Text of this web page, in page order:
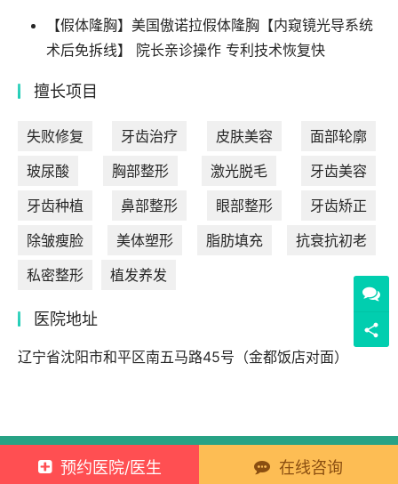
【假体隆胸】美国傲诺拉假体隆胸【内窥镜光导系统
术后免拆线】 院长亲诊操作 专利技术恢复快
擅长项目
失败修复 牙齿治疗 皮肤美容
面部轮廓
玻尿酸
胸部整形 激光脱毛
牙齿美容
牙齿种植
鼻部整形 眼部整形
牙齿矫正
除皱瘦脸
美体塑形 脂肪填充
抗衰抗初老
私密整形
植发养发
医院地址
辽宁省沈阳市和平区南五马路45号（金都饭店对面）
Copyright © 2021 新元素 版权所有 蜀ICP备2021029902号-2
预约医院/医生 在线咨询